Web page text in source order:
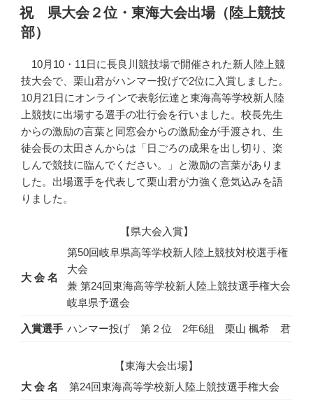
稿
日:
祝 県大会２位・東海大会出場（陸上競技
部）
10月10・11日に長良川競技場で開催された新人陸上競
技大会で、栗山君がハンマー投げで2位に入賞しました。
10月21日にオンラインで表彰伝達と東海高等学校新人陸
上競技に出場する選手の壮行会を行いました。校長先生
からの激励の言葉と同窓会からの激励金が手渡され、生
徒会長の太田さんからは「日ごろの成果を出し切り、楽
しんで競技に臨んでください。」と激励の言葉がありま
した。出場選手を代表して栗山君が力強く意気込みを語
りました。
【県大会入賞】
大 会 名
第50回岐阜県高等学校新人陸上競技対校選手権
大会
兼 第24回東海高等学校新人陸上競技選手権大会
岐阜県予選会
入賞選手 ハンマー投げ 第２位 2年6組 栗山 楓希 君
【東海大会出場】
大 会 名
第24回東海高等学校新人陸上競技選手権大会